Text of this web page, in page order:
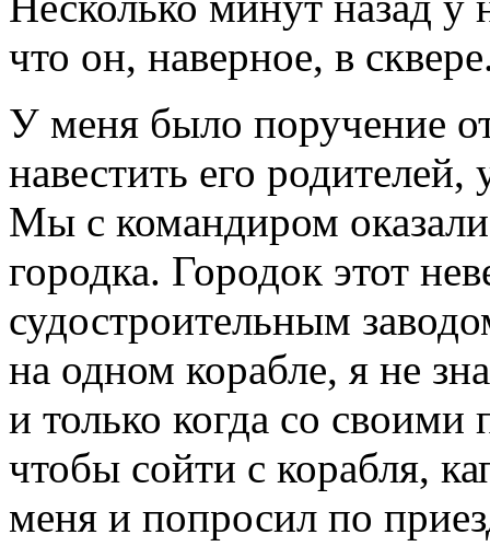
что он, наверное, в
У меня было поручение
навестить его родителей,
Мы с командиром
городка. Городок этот
судостроительным
на одном корабле, я не
и только когда со
чтобы сойти с корабля,
меня и попросил по